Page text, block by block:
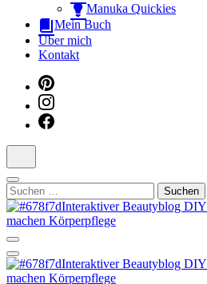
Manuka Quickies
Mein Buch
Über mich
Kontakt
Suchen
nach:
Manuka Magic –